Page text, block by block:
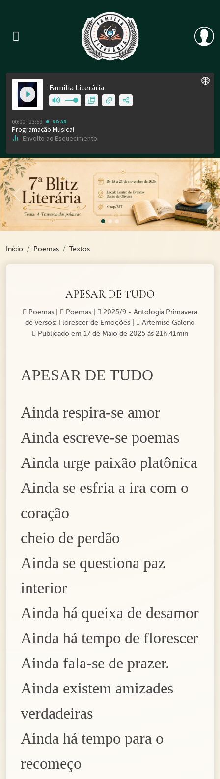
Previous
Início Poemas Textos
APESAR DE TUDO
Poemas Poemas
2025/9 - Antologia Primavera
de versos: Florescer de Emoções
Artemise Galeno
Publicado em 17 de Maio de 2025 ás 21h 41min
APESAR DE TUDO
Ainda respira-se amor
Ainda escreve-se poemas
Ainda urge paixão platônica
Ainda se esfria a ira com o
coração
cheio de perdão
Ainda se questiona paz
interior
Ainda há queixa de desamor
Ainda há tempo de florescer
Ainda fala-se de prazer.
Ainda existem amizades
verdadeiras
Ainda há tempo para o
recomeço